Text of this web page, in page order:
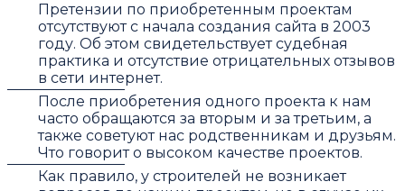
Претензии по приобретенным проектам
отсутствуют с начала создания сайта в 2003
году. Об этом свидетельствует судебная
практика и отсутствие отрицательных отзывов
в сети интернет.
После приобретения одного проекта к нам
часто обращаются за вторым и за третьим, а
также советуют нас родственникам и друзьям.
Что говорит о высоком качестве проектов.
Как правило, у строителей не возникает